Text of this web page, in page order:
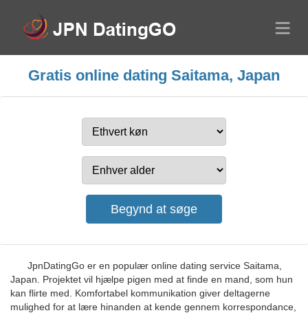
Gratis online dating Saitama, Japan
JpnDatingGo er en populær online dating service Saitama,
Japan. Projektet vil hjælpe pigen med at finde en mand, som hun
kan flirte med. Komfortabel kommunikation giver deltagerne
mulighed for at lære hinanden at kende gennem korrespondance,